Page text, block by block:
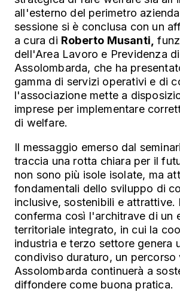
all'esterno del perimetro
sessione si è conclusa con un
a cura di Roberto Musanti,
dell'Area Lavoro e Previdenza di
Assolombarda, che ha
gamma di servizi operativi e di
l'associazione mette a
imprese per implementare
di welfare.
Il messaggio emerso dal
traccia una rotta chiara per il
non sono più isole isolate, ma
fondamentali dello sviluppo di
inclusive, sostenibili e attrattive.
conferma così l'architrave di un
territoriale integrato, in cui la
industria e terzo settore genera
condiviso duraturo, un percorso
Assolombarda continuerà a
diffondere come buona pratica.